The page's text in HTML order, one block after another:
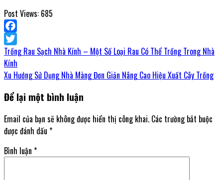
Post Views: 685
Facebook
Twitter
Trồng Rau Sạch Nhà Kính – Một Số Loại Rau Có Thể Trồng Trong Nhà
Kính
Xu Hướng Sử Dụng Nhà Màng Đơn Giản Nâng Cao Hiệu Xuất Cây Trồng
Để lại một bình luận
Email của bạn sẽ không được hiển thị công khai. Các trường bắt buộc
được đánh dấu *
Bình luận *